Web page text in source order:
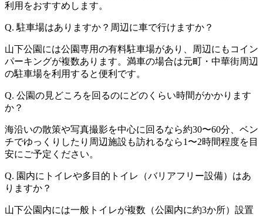
利用をおすすめします。
Q. 駐車場はありますか？周辺に車で行けますか？
山下公園には公園専用の有料駐車場があり、周辺にもコイン
パーキングが複数あります。満車の場合は元町・中華街周辺
の駐車場を利用すると便利です。
Q. 公園の見どころを回るのにどのくらい時間がかかります
か？
海沿いの散策や写真撮影を中心に回るなら約30〜60分、ベン
チでゆっくりしたり周辺施設も訪れるなら1〜2時間程度を目
安にご予定ください。
Q. 園内にトイレや多目的トイレ（バリアフリー設備）はあ
りますか？
山下公園内には一般トイレが複数（公園内に約3か所）設置